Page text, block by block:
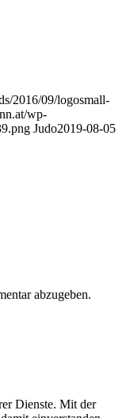
2016/09/logosmall-
wp-
Judo2019-08-05
abzugeben.
Dienste. Mit der